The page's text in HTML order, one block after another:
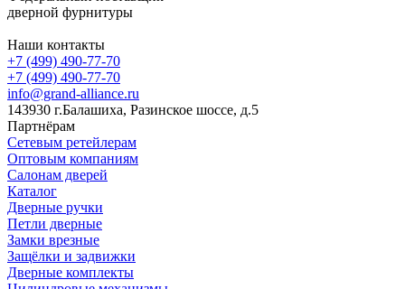
дверной фурнитуры
Наши контакты
+7 (499) 490-77-70
+7 (499) 490-77-70
info@grand-alliance.ru
143930 г.Балашиха, Разинское шоссе, д.5
Партнёрам
Сетевым ретейлерам
Оптовым компаниям
Салонам дверей
Каталог
Дверные ручки
Петли дверные
Замки врезные
Защёлки и задвижки
Дверные комплекты